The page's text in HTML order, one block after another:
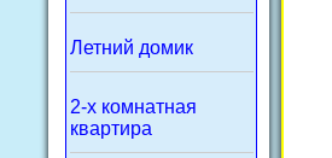
Летний домик
2-х комнатная
квартира